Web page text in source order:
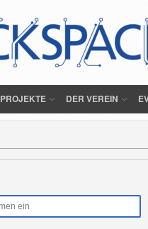
PROJEKTE DER VEREIN